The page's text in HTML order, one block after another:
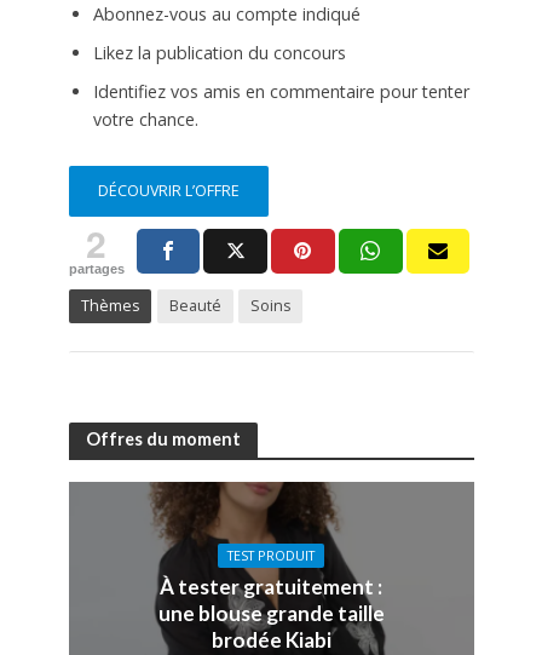
Abonnez-vous au compte indiqué
Likez la publication du concours
Identifiez vos amis en commentaire pour tenter
votre chance.
DÉCOUVRIR L’OFFRE
2
partages
Thèmes Beauté Soins
Offres du moment
TEST PRODUIT
À tester gratuitement :
une blouse grande taille
brodée Kiabi